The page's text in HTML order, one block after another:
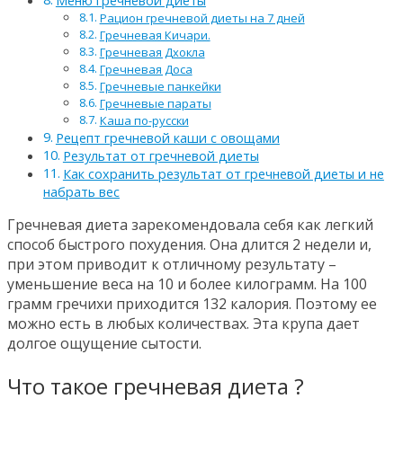
Рацион гречневой диеты на 7 дней
Гречневая Кичари.
Гречневая Дхокла
Гречневая Доса
Гречневые панкейки
Гречневые параты
Каша по-русски
Рецепт гречневой каши с овощами
Результат от гречневой диеты
Как сохранить результат от гречневой диеты и не
набрать вес
Гречневая диета зарекомендовала себя как легкий
способ быстрого похудения. Она длится 2 недели и,
при этом приводит к отличному результату –
уменьшение веса на 10 и более килограмм. На 100
грамм гречихи приходится 132 калория. Поэтому ее
можно есть в любых количествах. Эта крупа дает
долгое ощущение сытости.
Что такое гречневая диета ?